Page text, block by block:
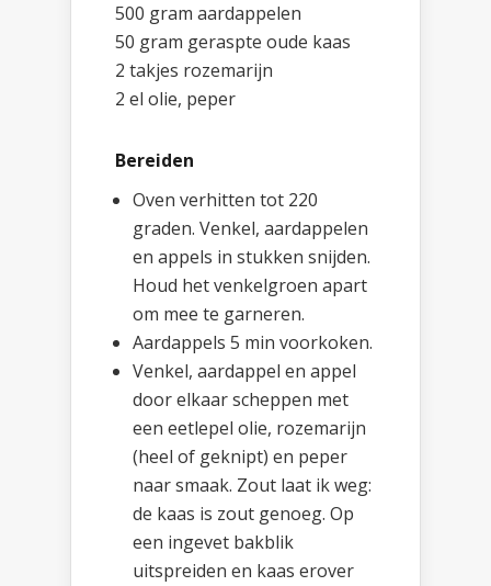
500 gram aardappelen
50 gram geraspte oude kaas
2 takjes rozemarijn
2 el olie, peper
Bereiden
Oven verhitten tot 220
graden. Venkel, aardappelen
en appels in stukken snijden.
Houd het venkelgroen apart
om mee te garneren.
Aardappels 5 min voorkoken.
Venkel, aardappel en appel
door elkaar scheppen met
een eetlepel olie, rozemarijn
(heel of geknipt) en peper
naar smaak. Zout laat ik weg:
de kaas is zout genoeg. Op
een ingevet bakblik
uitspreiden en kaas erover